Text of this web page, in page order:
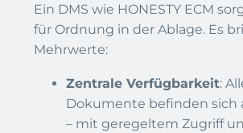
Ein DMS wie HONESTY ECM
für Ordnung in der Ablage. Es
Mehrwerte:
Zentrale Verfügbarkeit:
Dokumente befinden sich
– mit geregeltem Zugriff